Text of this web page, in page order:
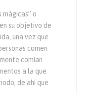
mágicas” o
su objetivo de
una vez que
comen
comían
a la que
de ahí que